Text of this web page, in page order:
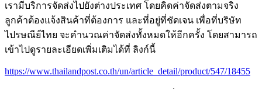
เรามีบริการจัดส่งไปยังต่างประเทศ โดยคิดค่าจัดส่งตามจริง
ลูกค้าต้องแจ้งสินค้าที่ต้องการ และที่อยู่ที่ชัดเจน เพื่อที่บริษัท
ไปรษณีย์ไทย จะคำนวณค่าจัดส่งทั้งหมดให้อีกครั้ง โดยสามารถ
เข้าไปดูรายละเอียดเพิ่มเติมได้ที่ ลิงก์นี้
https://www.thailandpost.co.th/un/article_detail/product/547/18455